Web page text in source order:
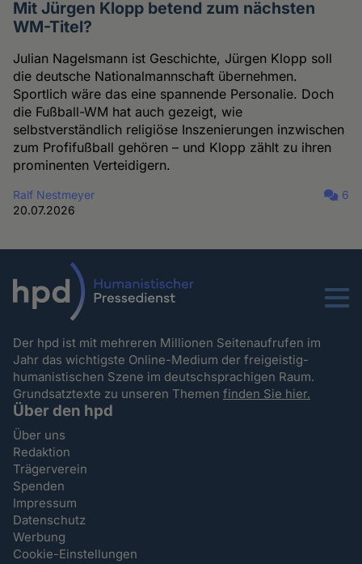
Mit Jürgen Klopp betend zum nächsten
WM-Titel?
Julian Nagelsmann ist Geschichte, Jürgen Klopp soll
die deutsche Nationalmannschaft übernehmen.
Sportlich wäre das eine spannende Personalie. Doch
die Fußball-WM hat auch gezeigt, wie
selbstverständlich religiöse Inszenierungen inzwischen
zum Profifußball gehören – und Klopp zählt zu ihren
prominenten Verteidigern.
Ralf Nestmeyer
20.07.2026
6
Menu
Der hpd ist mit mehreren Millionen Seitenaufrufen im
Jahr das wichtigste Online-Medium der freigeistig-
humanistischen Szene im deutschsprachigen Raum.
Grundsatztexte zu unseren Themenfinden Sie hier.
Über den hpd
Über uns
Redaktion
Trägerverein
Spenden
Impressum
Datenschutz
Werbung
Cookie-Einstellungen